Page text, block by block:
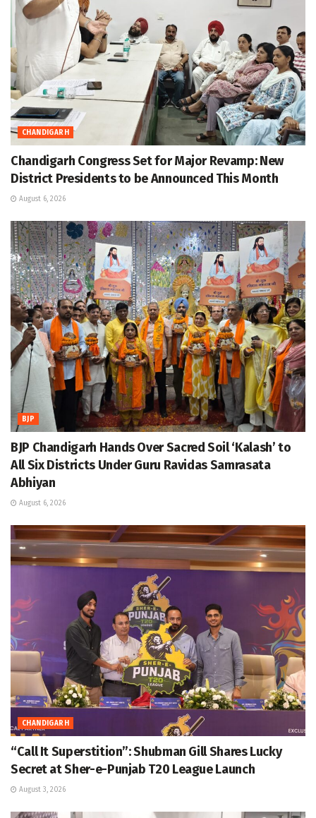
CHANDIGARH
Chandigarh Congress Set for Major Revamp: New
District Presidents to be Announced This Month
August 6, 2026
BJP
BJP Chandigarh Hands Over Sacred Soil ‘Kalash’ to
All Six Districts Under Guru Ravidas Samrasata
Abhiyan
August 6, 2026
CHANDIGARH
“Call It Superstition”: Shubman Gill Shares Lucky
Secret at Sher-e-Punjab T20 League Launch
August 3, 2026